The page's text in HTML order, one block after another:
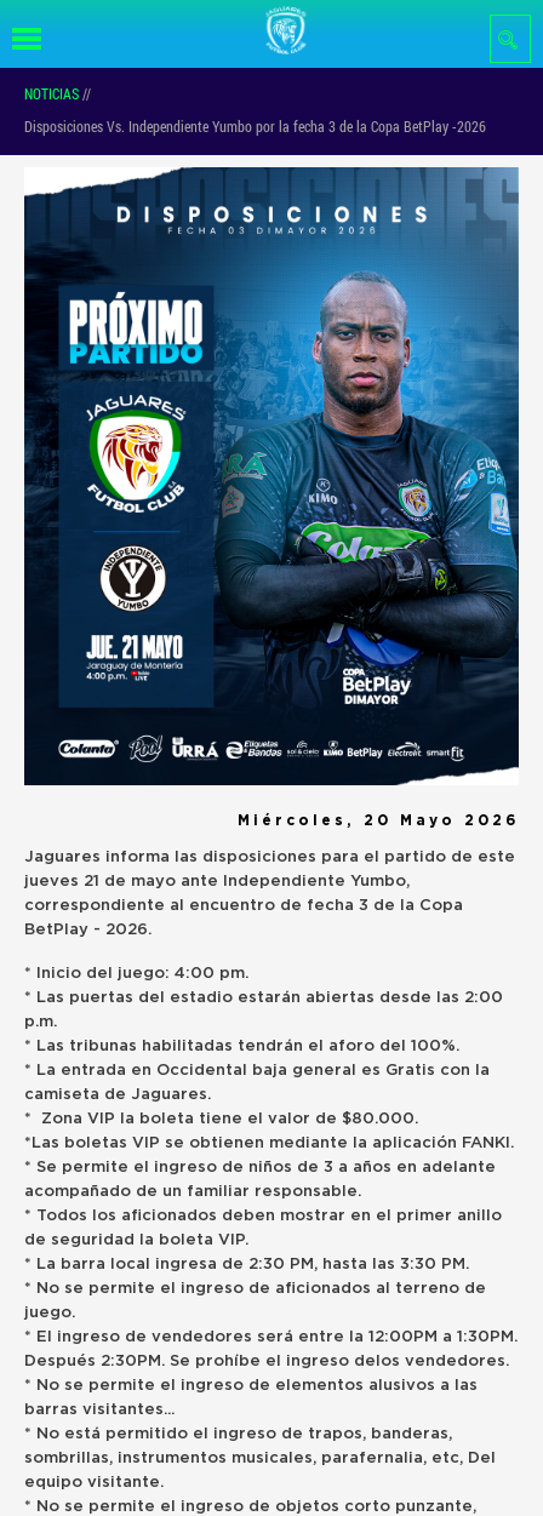
Pasar al
NOTICIAS//
Disposiciones Vs. Independiente Yumbo por la fecha 3 de la Copa BetPlay -2026
Miércoles, 20 Mayo 2026
Jaguares informa las disposiciones para el partido de este
jueves 21 de mayo ante Independiente Yumbo,
correspondiente al encuentro de fecha 3 de la Copa
BetPlay - 2026.
* Inicio del juego: 4:00 pm.
* ‎Las puertas del estadio estarán abiertas desde las 2:00
p.m.
* Las tribunas habilitadas tendrán el aforo del 100%.
* La entrada en Occidental baja general es Gratis con la
camiseta de Jaguares.
* Zona VIP la boleta tiene el valor de $80.000.
*Las boletas VIP se obtienen mediante la aplicación FANKI.
* Se permite el ingreso de niños de 3 a años en adelante
acompañado de un familiar responsable.
* Todos los aficionados deben mostrar en el primer anillo
de seguridad la boleta VIP.
* La barra local ingresa de 2:30 PM, hasta las 3:30 PM.
* No se permite el ingreso de aficionados al terreno de
juego.
* El ingreso de vendedores será entre la 12:00PM a 1:30PM.
Después 2:30PM. Se prohíbe el ingreso delos vendedores.
* No se permite el ingreso de elementos alusivos a las
barras visitantes...
* No está permitido el ingreso de trapos, banderas,
sombrillas, instrumentos musicales, parafernalia, etc, Del
equipo visitante.
* No se permite el ingreso de objetos corto punzante,